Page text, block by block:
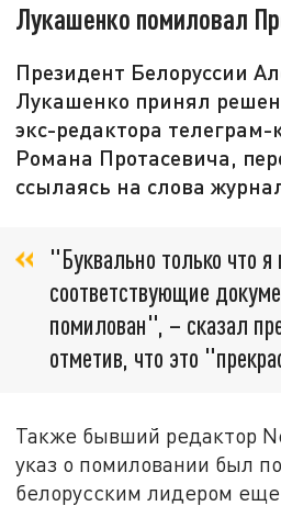
Лукашенко помиловал
Президент Белоруссии
Лукашенко принял
экс-редактора
Романа Протасевича,
ссылаясь на слова
"Буквально только что
соответствующие
помилован", – сказал
отметив, что это
Также бывший редактор
указ о помиловании был
белорусским лидером